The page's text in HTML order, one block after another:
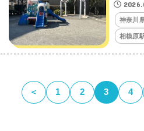
神奈川
相模原
＜ 1 2 3 4